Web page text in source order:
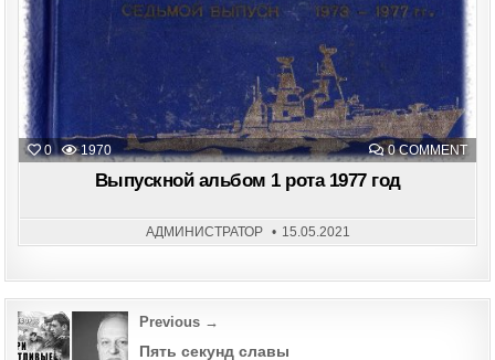
0 1970 0 COMMENTON
Выпускной альбом 1 рота 1977 год
АДМИНИСТРАТОР 15.05.2021
Post
Previous →
Пять секунд славы